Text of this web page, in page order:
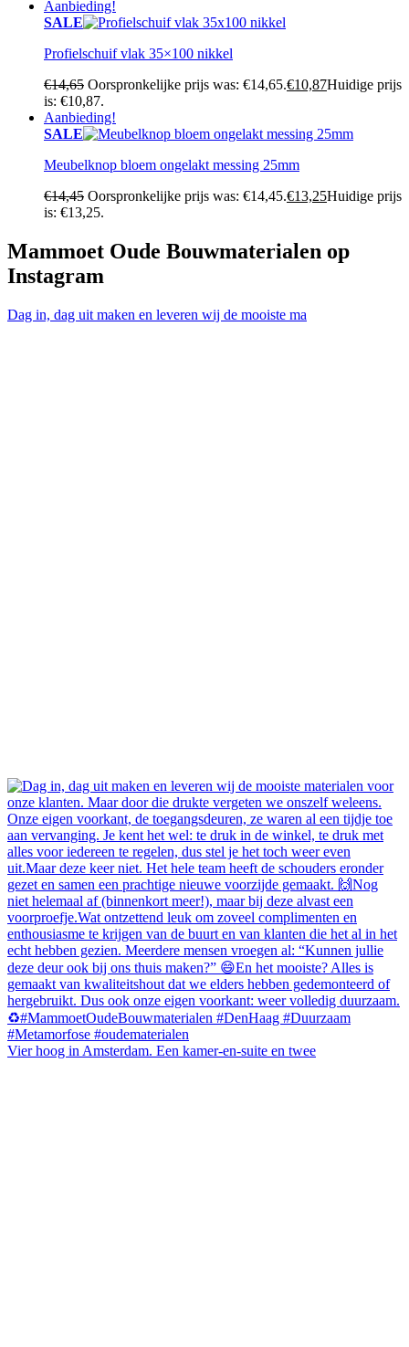
Aanbieding!
SALE
Profielschuif vlak 35×100 nikkel
€14,65 Oorspronkelijke prijs was: €14,65.€10,87Huidige prijs
is: €10,87.
Aanbieding!
SALE
Meubelknop bloem ongelakt messing 25mm
€14,45 Oorspronkelijke prijs was: €14,45.€13,25Huidige prijs
is: €13,25.
Mammoet Oude Bouwmaterialen op
Instagram
Dag in, dag uit maken en leveren wij de mooiste ma
Vier hoog in Amsterdam. Een kamer-en-suite en twee